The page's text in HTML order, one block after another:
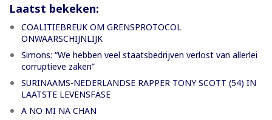
Laatst bekeken:
COALITIEBREUK OM GRENSPROTOCOL
ONWAARSCHIJNLIJK
Simons: “We hebben veel staatsbedrijven verlost van allerlei
corruptieve zaken”
SURINAAMS-NEDERLANDSE RAPPER TONY SCOTT (54) IN
LAATSTE LEVENSFASE
A NO MI NA CHAN